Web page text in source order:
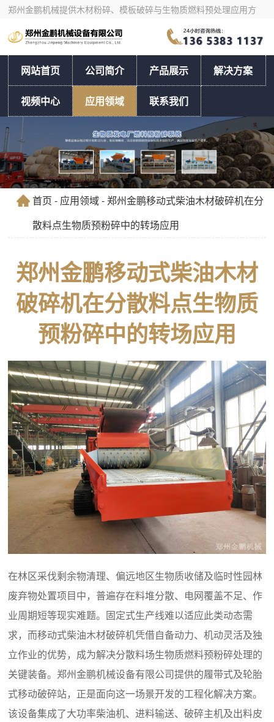
郑州金鹏机械提供木材粉碎、模板破碎与生物质燃料预处理应用方
案，支持按物料和产量选型。
网站首页 公司简介 产品展示 解决方案
视频中心 应用领域 联系我们
首页 - 应用领域- 郑州金鹏移动式柴油木材破碎机在分
散料点生物质预粉碎中的转场应用
郑州金鹏移动式柴油木材
破碎机在分散料点生物质
预粉碎中的转场应用
在林区采伐剩余物清理、偏远地区生物质收储及临时性园林
废弃物处置项目中，普遍存在料堆分散、电网覆盖不足、作
业周期短等现实难题。固定式生产线难以适应此类动态需
求，而移动式柴油木材破碎机凭借自备动力、机动灵活及独
立作业的优势，成为解决分散料场生物质燃料预粉碎处理的
关键装备。郑州金鹏机械设备有限公司提供的履带式及轮胎
式移动破碎站，正是面向这一场景开发的工程化解决方案。
该设备集成了大功率柴油机、进料输送、破碎主机及出料皮